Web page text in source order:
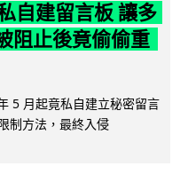
自建留言板 讓多
阻止後竟偷偷重
5 月起竟私自建立秘密留言
制方法，最終入侵